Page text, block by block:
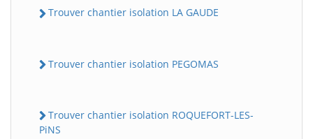
Trouver chantier isolation LA GAUDE
Trouver chantier isolation PEGOMAS
Trouver chantier isolation ROQUEFORT-LES-
PiNS